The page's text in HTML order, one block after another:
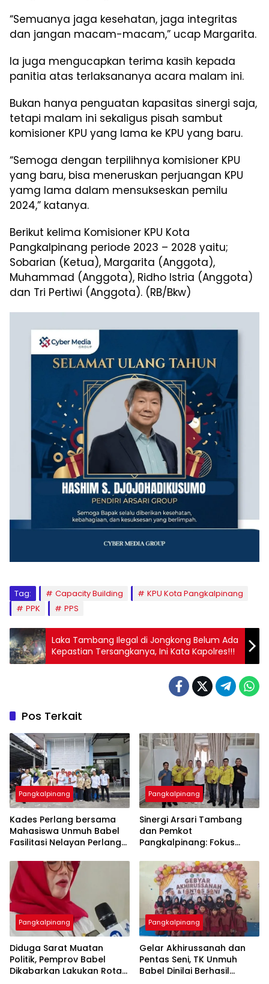
“Semuanya jaga kesehatan, jaga integritas
dan jangan macam-macam,” ucap Margarita.
Ia juga mengucapkan terima kasih kepada
panitia atas terlaksananya acara malam ini.
Bukan hanya penguatan kapasitas sinergi saja,
tetapi malam ini sekaligus pisah sambut
komisioner KPU yang lama ke KPU yang baru.
“Semoga dengan terpilihnya komisioner KPU
yang baru, bisa meneruskan perjuangan KPU
yamg lama dalam mensukseskan pemilu
2024,” katanya.
Berikut kelima Komisioner KPU Kota
Pangkalpinang periode 2023 – 2028 yaitu;
Sobarian (Ketua), Margarita (Anggota),
Muhammad (Anggota), Ridho Istria (Anggota)
dan Tri Pertiwi (Anggota). (RB/Bkw)
Tag: Capacity Building
KPU Kota Pangkalpinang
PPK
PPS
Laka Tambang Ilegal di Jongkong Belum Ada
Kepastian Tersangkanya, Ini Kata Kapolres!!!
Pos Terkait
Pangkalpinang
Kades Perlang bersama
Mahasiswa Unmuh Babel
Fasilitasi Nelayan Perlang
di KSOP Pangkalbalam
Pangkalpinang
‎Sinergi Arsari Tambang
dan Pemkot
Pangkalpinang: Fokus
Pangkalpinang
‎Diduga Sarat Muatan
Politik, Pemprov Babel
Dikabarkan Lakukan Rotasi
Pangkalpinang
‎Gelar Akhirussanah dan
Pentas Seni, TK Unmuh
Babel Dinilai Berhasil